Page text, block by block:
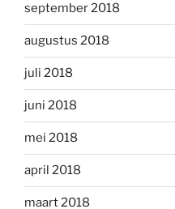
september 2018
augustus 2018
juli 2018
juni 2018
mei 2018
april 2018
maart 2018